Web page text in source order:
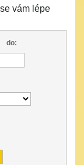
vám lépe
do: